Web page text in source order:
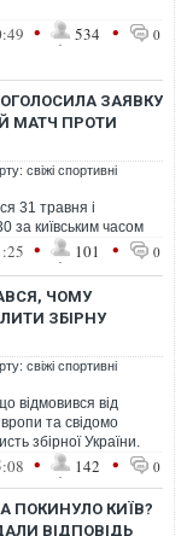
• 534 • 0
ОГОЛОСИЛА ЗАЯВКУ
МАТЧ ПРОТИ
свіжі спортивні
31 травня і
за київським часом
• 101 • 0
ЧОМУ
ЗБІРНУ
свіжі спортивні
відмовився від
та свідомо
збірної України.
• 142 • 0
ПОКИНУЛО КИЇВ?
ВІДПОВІДЬ